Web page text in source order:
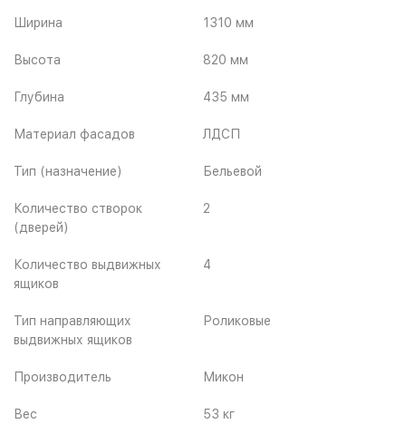
Ширина 1310 мм
Высота 820 мм
Глубина 435 мм
Материал фасадов ЛДСП
Тип (назначение) Бельевой
Количество створок
(дверей)
2
Количество выдвижных
ящиков
4
Тип направляющих
выдвижных ящиков
Роликовые
Производитель Микон
Вес 53 кг